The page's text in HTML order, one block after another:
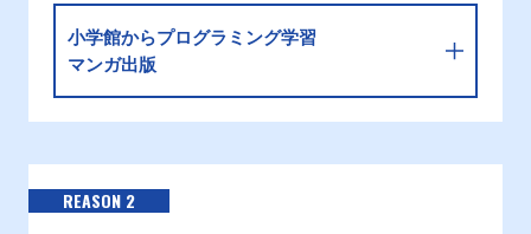
小学館からプログラミング学習
マンガ出版
REASON 2